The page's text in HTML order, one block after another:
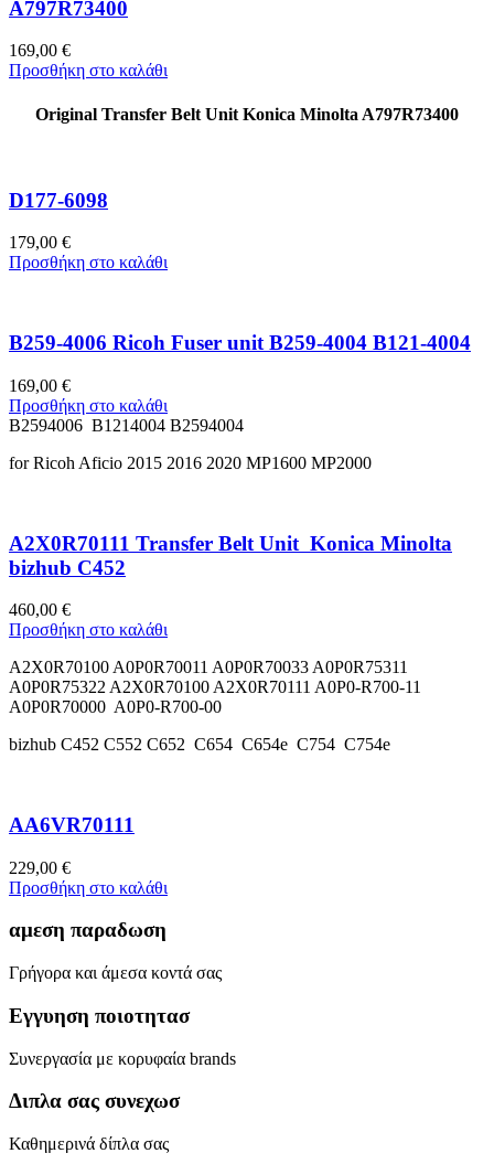
A797R73400
169,00 €
Προσθήκη στο καλάθι
Original Transfer Belt Unit Konica Minolta A797R73400
D177-6098
179,00 €
Προσθήκη στο καλάθι
B259-4006 Ricoh Fuser unit B259-4004 B121-4004
169,00 €
Προσθήκη στο καλάθι
B2594006 B1214004 B2594004
for Ricoh Aficio 2015 2016 2020 MP1600 MP2000
A2X0R70111 Transfer Belt Unit Konica Minolta
bizhub C452
460,00 €
Προσθήκη στο καλάθι
A2X0R70100 A0P0R70011 A0P0R70033 A0P0R75311
A0P0R75322 A2X0R70100 A2X0R70111 A0P0-R700-11
A0P0R70000 A0P0-R700-00
bizhub C452 C552 C652 C654 C654e C754 C754e
AA6VR70111
229,00 €
Προσθήκη στο καλάθι
αμεση παραδωση
Γρήγορα και άμεσα κοντά σας
Εγγυηση ποιοτητασ
Συνεργασία με κορυφαία brands
Διπλα σας συνεχωσ
Καθημερινά δίπλα σας